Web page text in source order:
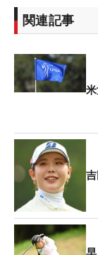
果敢に攻め続
ってバーディ
先週の練習が
い状態に近い
米参戦2年目だ
で終え、今年
る。だが、こ
高順は2月「ホ
関連記事